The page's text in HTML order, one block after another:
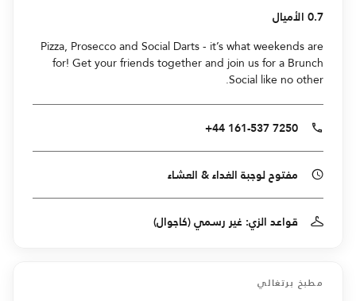
0.7 الأميال
Pizza, Prosecco and Social Darts - it’s what weekends are
for! Get your friends together and join us for a Brunch
Social like no other.
+44 161-537 7250
مفتوح لوجبة الغداء & العشاء
قواعد الزي: غير رسمي (كاجوال)
مطبخ برتغالي